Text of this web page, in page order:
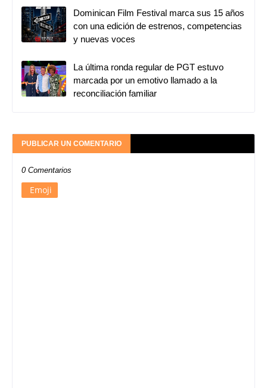
Dominican Film Festival marca sus 15 años
con una edición de estrenos, competencias
y nuevas voces
La última ronda regular de PGT estuvo
marcada por un emotivo llamado a la
reconciliación familiar
PUBLICAR UN COMENTARIO
0 Comentarios
Emoji